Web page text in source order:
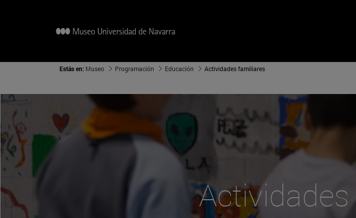
Estás en: Museo Programación Educación Actividades familiares